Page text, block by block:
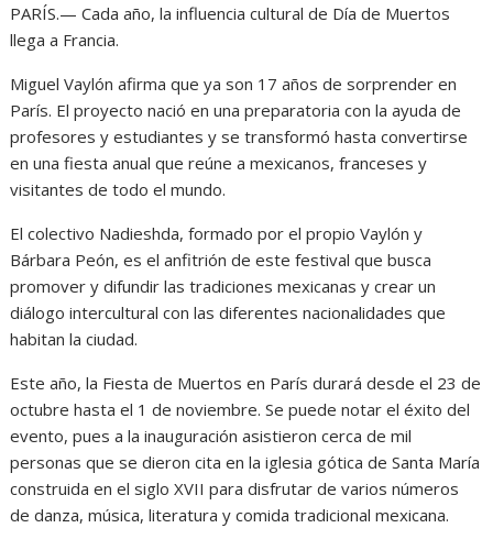
PARÍS.— Cada año, la influencia cultural de Día de Muertos
llega a Francia.
Miguel Vaylón afirma que ya son 17 años de sorprender en
París. El proyecto nació en una preparatoria con la ayuda de
profesores y estudiantes y se transformó hasta convertirse
en una fiesta anual que reúne a mexicanos, franceses y
visitantes de todo el mundo.
El colectivo Nadieshda, formado por el propio Vaylón y
Bárbara Peón, es el anfitrión de este festival que busca
promover y difundir las tradiciones mexicanas y crear un
diálogo intercultural con las diferentes nacionalidades que
habitan la ciudad.
Este año, la Fiesta de Muertos en París durará desde el 23 de
octubre hasta el 1 de noviembre. Se puede notar el éxito del
evento, pues a la inauguración asistieron cerca de mil
personas que se dieron cita en la iglesia gótica de Santa María
construida en el siglo XVII para disfrutar de varios números
de danza, música, literatura y comida tradicional mexicana.